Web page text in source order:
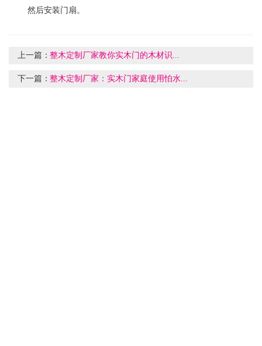
然后安装门扇。
上一篇：整木定制厂家教你实木门的木材识...
下一篇：整木定制厂家：实木门家庭使用怕水...